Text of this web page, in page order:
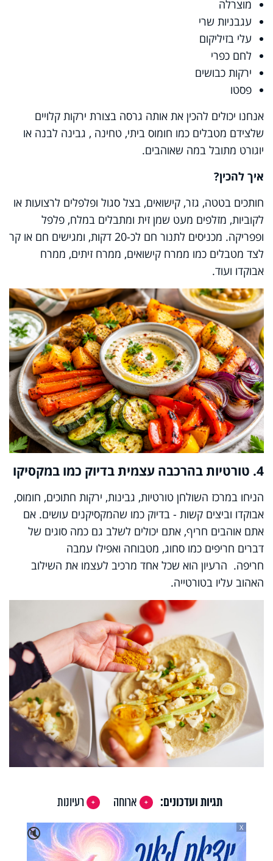
מוצרלה
עגבניות שרי
עלי בזיליקום
לחם כפרי
ירקות כבושים
פסטו
אנחנו יכולים להכין את אותה גרסה בצורת ירקות קלויים
שלצידם מטבלים כמו חומוס ביתי, טחינה , גבינה לבנה או
יוגורט מתובל במה שאוהבים.
איך להכין?
חותכים בטטה, גזר, קישואים, בצל סגול ופלפלים לרצועות או
לקוביות, מזלפים מעט שמן זית ומתבלים במלח, פלפל
ופפריקה.
מכניסים לתנור חם לכ-20 דקות, ומגישים חם או קר
לצד מטבלים כמו ממרח קישואים, ממרח זיתים, ממרח
אבוקדו ועוד.
4. טורטיות בהרכבה עצמית בדיוק כמו במקסיקו
הניחו במרכז השולחן טורטיות, גבינות, ירקות חתוכים, חומוס,
אבוקדו וביצים קשות - בדיוק כמו שהמקסיקנים עושים. אם
אתם אוהבים חריף, אתם יכולים לשלב גם כמה סוגים של
דברים חריפים כמו סחוג, מטבוחה ואפילו עמבה
חריפה. הרעיון הוא שכל אחד מרכיב לעצמו את השילוב
האהוב עליו בטורטייה.
תגיות ועדכונים: ארוחה
רעיונות
🔇
X